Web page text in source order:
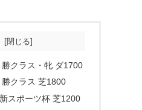
クラス・牝 ダ1700
クラス 芝1800
スポーツ杯 芝1200